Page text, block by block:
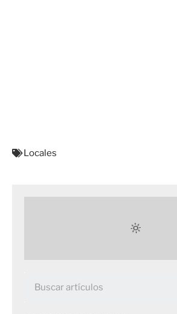
Locales